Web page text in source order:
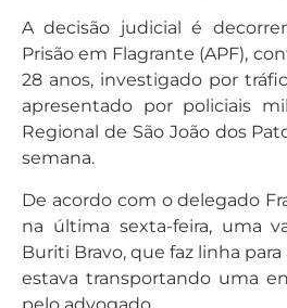
A decisão judicial é
Prisão em Flagrante (APF),
28 anos, investigado por
apresentado por policiais
Regional de São João dos
semana.
De acordo com o delegado
na última sexta-feira, uma
Buriti Bravo, que faz linha
estava transportando uma